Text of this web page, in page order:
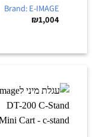
Brand: E-IMAGE
₪1,004